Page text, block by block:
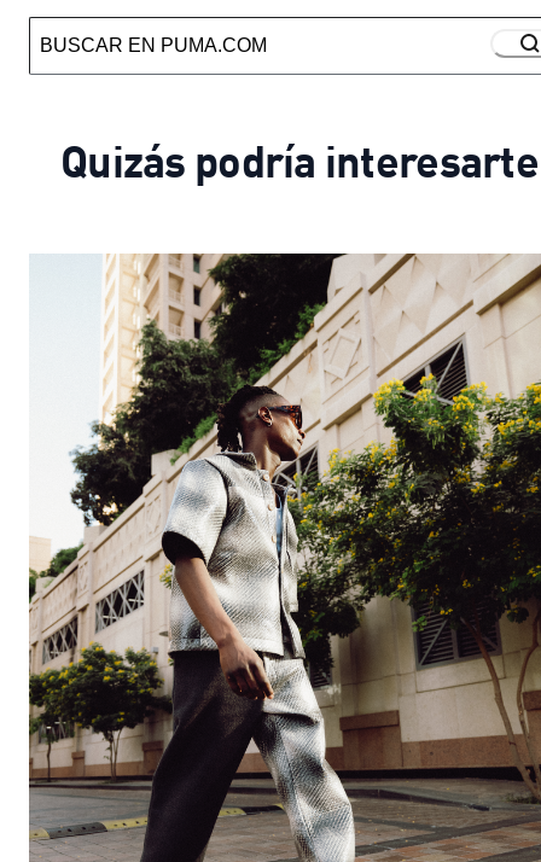
Quizás podría interesarte